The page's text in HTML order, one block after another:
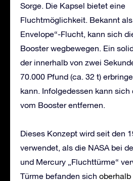
Sorge. Die Kapsel bietet eine
Fluchtmöglichkeit. Bekannt als
Envelope“-Flucht, kann sich
Booster wegbewegen. Ein
der innerhalb von zwei
70.000 Pfund (ca. 32 t)
kann. Infolgedessen kann
vom Booster entfernen.
Dieses Konzept wird seit den
verwendet, als die NASA bei
und Mercury „Fluchttürme“
Türme befanden sich oberhalb